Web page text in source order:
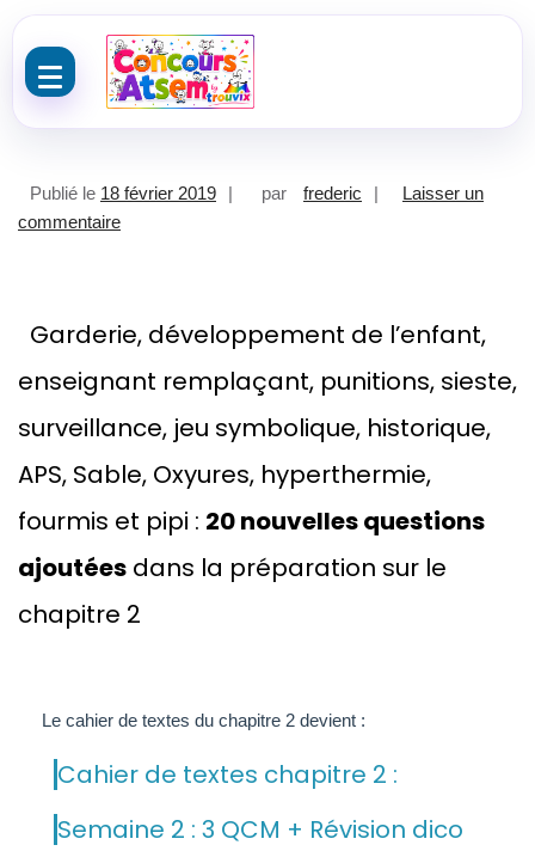
Publié le 18 février 2019 par frederic
Laisser un
commentairesur Atsem QCM +++ : 20 nouvelles questions
Garderie, développement de l’enfant,
enseignant remplaçant, punitions, sieste,
surveillance, jeu symbolique, historique,
APS, Sable, Oxyures, hyperthermie,
fourmis et pipi : 20 nouvelles questions
ajoutées dans la préparation sur le
chapitre 2
Le cahier de textes du chapitre 2 devient :
Cahier de textes chapitre 2 :
Semaine 2 : 3 QCM + Révision dico